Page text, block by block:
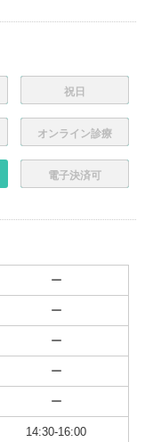
祝日
オンライン診療
電子決済可
ー
ー
ー
ー
ー
14:30-16:00